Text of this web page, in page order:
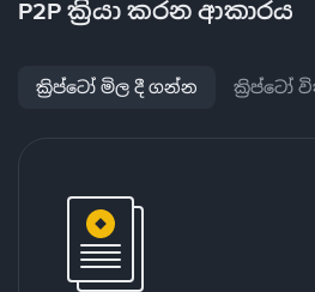
P2P ක්‍රියා කරන ආකාරය
ක්‍රිප්ටෝ මිල දී ගන්න ක්‍රිප්ටෝ